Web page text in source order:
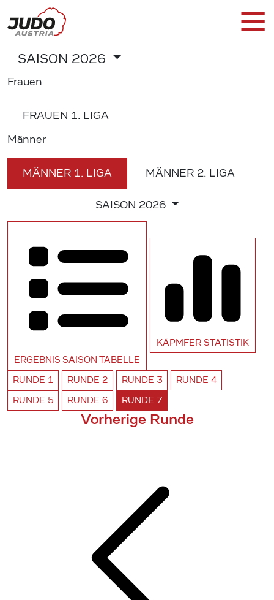
SAISON 2026
Frauen
FRAUEN 1. LIGA
Männer
MÄNNER 1. LIGA MÄNNER 2. LIGA
SAISON 2026
ERGEBNIS SAISON TABELLE
KÄPMFER STATISTIK
RUNDE 1 RUNDE 2 RUNDE 3 RUNDE 4
RUNDE 5 RUNDE 6 RUNDE 7
Vorherige Runde